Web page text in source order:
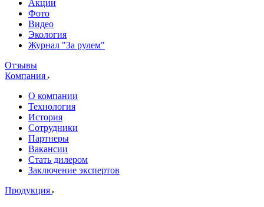
Акции
Фото
Видео
Экология
Журнал "За рулем"
Отзывы
Компания
О компании
Технология
История
Сотрудники
Партнеры
Вакансии
Стать дилером
Заключение экспертов
Продукция